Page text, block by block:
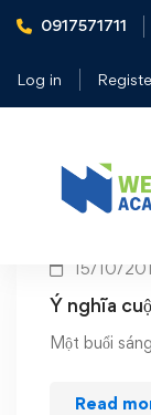
0917571711
Log in
Home y nghia
15/10/
Ý nghĩa
Một buổi
Read